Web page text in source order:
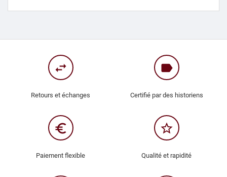
swap_horiz
Retours et échanges
label
Certifié par des historiens
euro_symbol
Paiement flexible
star_border
Qualité et rapidité